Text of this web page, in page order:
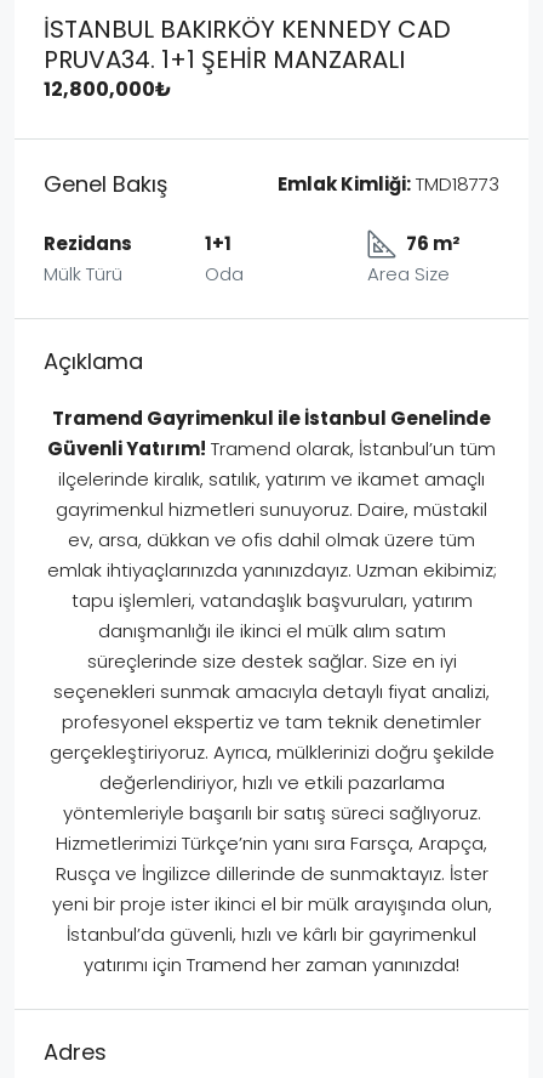
İSTANBUL BAKIRKÖY KENNEDY CAD
PRUVA34. 1+1 ŞEHİR MANZARALI
12,800,000₺
Genel Bakış Emlak Kimliği:TMD18773
Rezidans
Mülk Türü
1+1
Oda
76 m²
Area Size
Açıklama
Tramend Gayrimenkul ile İstanbul Genelinde
Güvenli Yatırım! Tramend olarak, İstanbul’un tüm
ilçelerinde kiralık, satılık, yatırım ve ikamet amaçlı
gayrimenkul hizmetleri sunuyoruz. Daire, müstakil
ev, arsa, dükkan ve ofis dahil olmak üzere tüm
emlak ihtiyaçlarınızda yanınızdayız. Uzman ekibimiz;
tapu işlemleri, vatandaşlık başvuruları, yatırım
danışmanlığı ile ikinci el mülk alım satım
süreçlerinde size destek sağlar. Size en iyi
seçenekleri sunmak amacıyla detaylı fiyat analizi,
profesyonel ekspertiz ve tam teknik denetimler
gerçekleştiriyoruz. Ayrıca, mülklerinizi doğru şekilde
değerlendiriyor, hızlı ve etkili pazarlama
yöntemleriyle başarılı bir satış süreci sağlıyoruz.
Hizmetlerimizi Türkçe’nin yanı sıra Farsça, Arapça,
Rusça ve İngilizce dillerinde de sunmaktayız. İster
yeni bir proje ister ikinci el bir mülk arayışında olun,
İstanbul’da güvenli, hızlı ve kârlı bir gayrimenkul
yatırımı için Tramend her zaman yanınızda!
Adres